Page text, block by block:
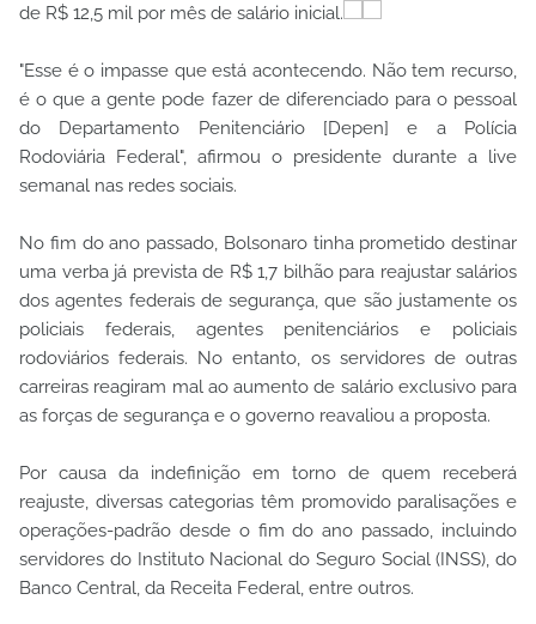
de R$ 12,5 mil por mês de salário inicial.
"Esse é o impasse que está acontecendo. Não tem recurso,
é o que a gente pode fazer de diferenciado para o pessoal
do Departamento Penitenciário [Depen] e a Polícia
Rodoviária Federal", afirmou o presidente durante a live
semanal nas redes sociais.
No fim do ano passado, Bolsonaro tinha prometido destinar
uma verba já prevista de R$ 1,7 bilhão para reajustar salários
dos agentes federais de segurança, que são justamente os
policiais federais, agentes penitenciários e policiais
rodoviários federais. No entanto, os servidores de outras
carreiras reagiram mal ao aumento de salário exclusivo para
as forças de segurança e o governo reavaliou a proposta.
Por causa da indefinição em torno de quem receberá
reajuste, diversas categorias têm promovido paralisações e
operações-padrão desde o fim do ano passado, incluindo
servidores do Instituto Nacional do Seguro Social (INSS), do
Banco Central, da Receita Federal, entre outros.